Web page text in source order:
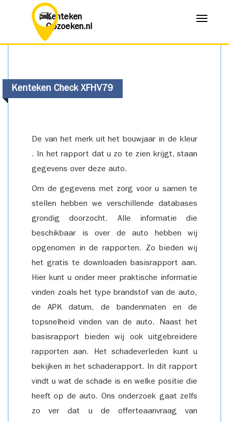
Kenteken
Opzoeken.nl
Menu
Kenteken Check XFHV79
De van het merk uit het bouwjaar in de kleur
. In het rapport dat u zo te zien krijgt, staan
gegevens over deze auto.
Om de gegevens met zorg voor u samen te
stellen hebben we verschillende databases
grondig doorzocht. Alle informatie die
beschikbaar is over de auto hebben wij
opgenomen in de rapporten. Zo bieden wij
het gratis te downloaden basisrapport aan.
Hier kunt u onder meer praktische informatie
vinden zoals het type brandstof van de auto,
de APK datum, de bandenmaten en de
topsnelheid vinden van de auto. Naast het
basisrapport bieden wij ook uitgebreidere
rapporten aan. Het schadeverleden kunt u
bekijken in het schaderapport. In dit rapport
vindt u wat de schade is en welke positie die
heeft op de auto. Ons onderzoek gaat zelfs
zo ver dat u de offerteaanvraag van